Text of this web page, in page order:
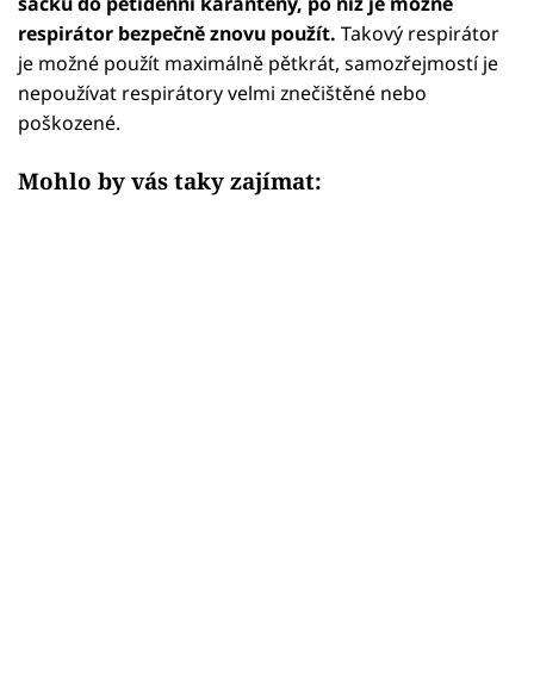
respirátor bezpečně znovu použít. Takový respirátor
je možné použít maximálně pětkrát, samozřejmostí je
nepoužívat respirátory velmi znečištěné nebo
poškozené.
Mohlo by vás taky zajímat: